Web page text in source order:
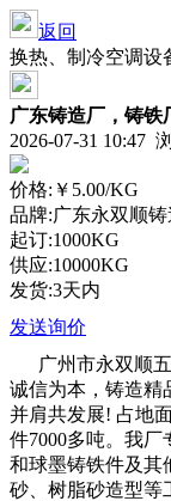
返回
换热、制冷空调设
广东铸造厂，铸铁
2026-07-31 10:47
价格: ￥5.00/KG
品牌:广东永双顺
起订:1000KG
供应:10000KG
发货:3天内
发送询价
广州市永双顺五
诚信为本，铸造精
并肩共发展! 占地
件7000多吨。我
和球墨铸铁件及其
砂、树脂砂造型等